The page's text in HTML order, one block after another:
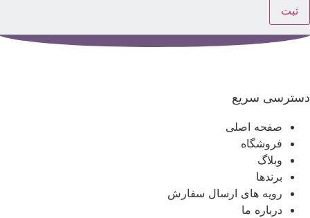
دسترسی سریع
صفحه اصلی
فروشگاه
وبلاگ
برندها
رویه های ارسال سفارش
درباره ما